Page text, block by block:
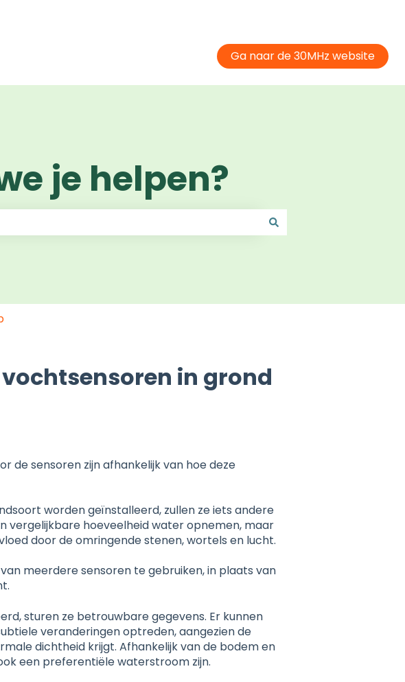
Ga naar de 30MHz website
je helpen?
in grond
de sensoren zijn afhankelijk van hoe deze
worden geïnstalleerd, zullen ze iets andere
vergelijkbare hoeveelheid water opnemen, maar
door de omringende stenen, wortels en lucht.
meerdere sensoren te gebruiken, in plaats van
sturen ze betrouwbare gegevens. Er kunnen
veranderingen optreden, aangezien de
dichtheid krijgt. Afhankelijk van de bodem en
een preferentiële waterstroom zijn.